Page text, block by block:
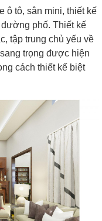
ô tô, sân mini, thiết kế
phố. Thiết kế
tập trung chủ yếu về
trọng được hiện
cách thiết kế biệt